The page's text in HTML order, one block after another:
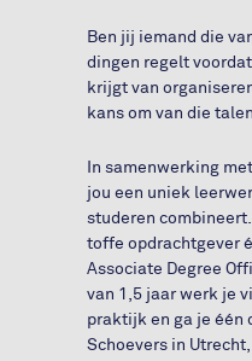
Ben jij iemand die
dingen regelt
krijgt van
kans om van die
In samenwerking
jou een uniek
studeren
toffe opdrachtgever
Associate Degree
van 1,5 jaar werk je
praktijk en ga je één
Schoevers in